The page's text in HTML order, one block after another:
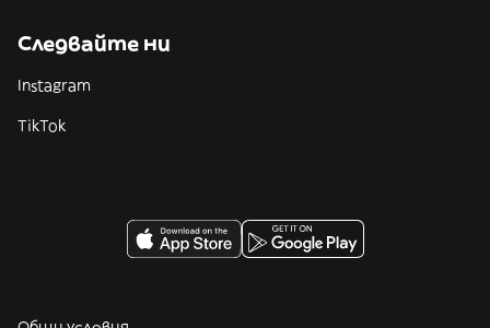
Следвайте ни
Instagram
TikTok